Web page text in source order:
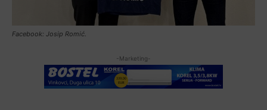
Facebook: Josip Romić.
-Marketing-